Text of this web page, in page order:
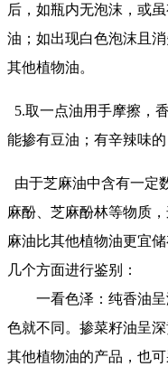
后，如瓶内无泡沫，或
油；如出现白色泡沫且
其他植物油。
5.取一点油用手摩擦，
能掺有豆油；有辛辣味的
由于芝麻油中含有一定
麻酚、芝麻酚林等物质
麻油比其他植物油更宜
几个方面进行鉴别：
一看色泽：纯香油呈
色就不同。掺菜籽油呈
其他植物油的产品，也